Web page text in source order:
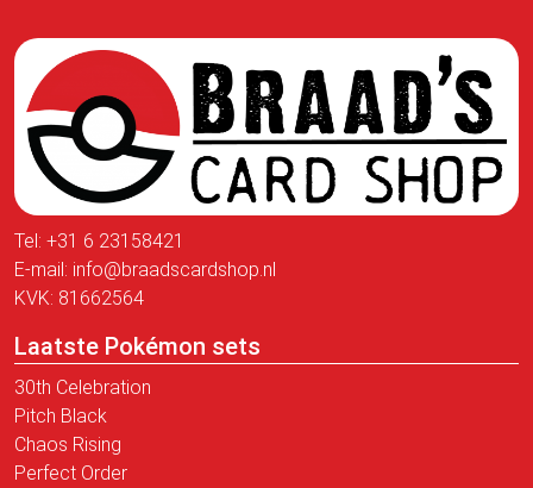
Tel: +31 6 23158421
E-mail: info@braadscardshop.nl
KVK: 81662564
Laatste Pokémon sets
30th Celebration
Pitch Black
Chaos Rising
Perfect Order